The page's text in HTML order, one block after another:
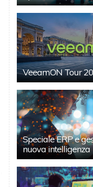
VeeamON Tour
Speciale ERP e
nuova intelligenza